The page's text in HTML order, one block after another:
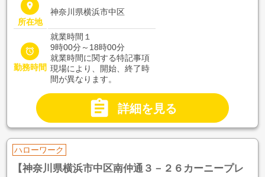
place
所在地
神奈川県横浜市中区

勤務時間
就業時間１
9時00分～18時00分
就業時間に関する特記事項
現場により、開始、終了時
間が異なります。
 詳細を見る
ハローワーク
【神奈川県横浜市中区南仲通３－２６カーニープレ